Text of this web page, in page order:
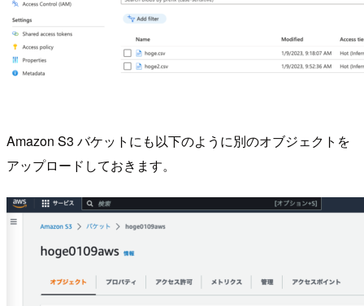
Amazon S3 バケットにも以下のように別のオブジェクトを
アップロードしておきます。